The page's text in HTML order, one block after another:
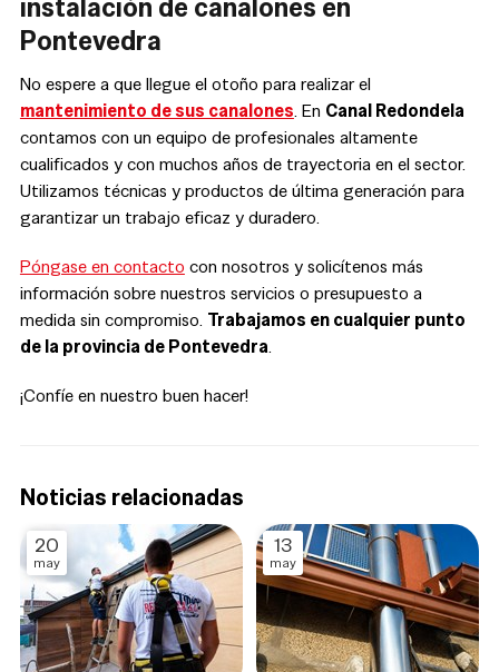
instalación de canalones en
Pontevedra
No espere a que llegue el otoño para realizar el
mantenimiento de sus canalones. En Canal Redondela
contamos con un equipo de profesionales altamente
cualificados y con muchos años de trayectoria en el sector.
Utilizamos técnicas y productos de última generación para
garantizar un trabajo eficaz y duradero.
Póngase en contacto con nosotros y solicítenos más
información sobre nuestros servicios o presupuesto a
medida sin compromiso. Trabajamos en cualquier punto
de la provincia de Pontevedra.
¡Confíe en nuestro buen hacer!
Noticias relacionadas
20
may
13
may